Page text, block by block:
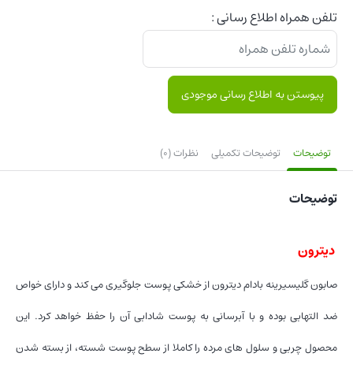
تلفن همراه اطلاع رسانی :
پیوستن به اطلاع رسانی موجودی
توضیحات توضیحات تکمیلی نظرات (0)
توضیحات
دیترون
صابون گلیسیرینه بادام دیترون از خشکی پوست جلوگیری می کند و دارای خواص
ضد التهابی بوده و با آبرسانی به پوست شادابی آن را حفظ خواهد کرد. این
محصول چربی و سلول های مرده را کاملا از سطح پوست شسته، از بسته شدن